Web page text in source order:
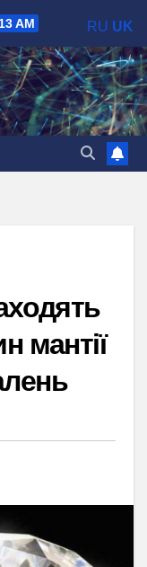
AM
мантії
RU UK